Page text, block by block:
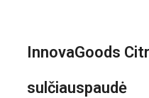
InnovaGoods
sulčiauspaudė